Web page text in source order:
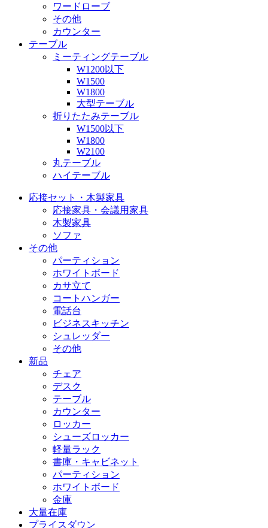
ワードローブ
その他
カウンター
テーブル
ミーティングテーブル
W1200以下
W1500
W1800
大型テーブル
折りたたみテーブル
W1500以下
W1800
W2100
丸テーブル
ハイテーブル
応接セット・木製家具
応接家具・会議用家具
木製家具
ソファ
その他
パーティション
ホワイトボード
カサ立て
コートハンガー
電話台
ビジネスキッチン
シュレッダー
その他
新品
チェア
デスク
テーブル
カウンター
ロッカー
シューズロッカー
軽量ラック
書庫・キャビネット
パーティション
ホワイトボード
金庫
大量在庫
プライスダウン